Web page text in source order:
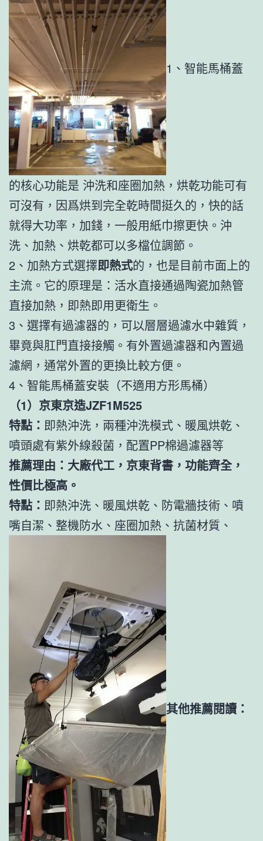
1、智能馬桶蓋
的核心功能是 沖洗和座圈加熱，烘乾功能可有
可沒有，因爲烘到完全乾時間挺久的，快的話
就得大功率，加錢，一般用紙巾擦更快。沖
洗、加熱、烘乾都可以多檔位調節。
2、加熱方式選擇即熱式的，也是目前市面上的
主流。它的原理是：活水直接通過陶瓷加熱管
直接加熱，即熱即用更衛生。
3、選擇有過濾器的，可以層層過濾水中雜質，
畢竟與肛門直接接觸。有外置過濾器和內置過
濾網，通常外置的更換比較方便。
4、智能馬桶蓋安裝（不適用方形馬桶）
（1）京東京造JZF1M525
特點： 即熱沖洗，兩種沖洗模式、暖風烘乾、
噴頭處有紫外線殺菌，配置PP棉過濾器等
推薦理由：大廠代工，京東背書，功能齊全，
性價比極高。
特點： 即熱沖洗、暖風烘乾、防電牆技術、噴
嘴自潔、整機防水、座圈加熱、抗菌材質、
其他推薦閱讀：